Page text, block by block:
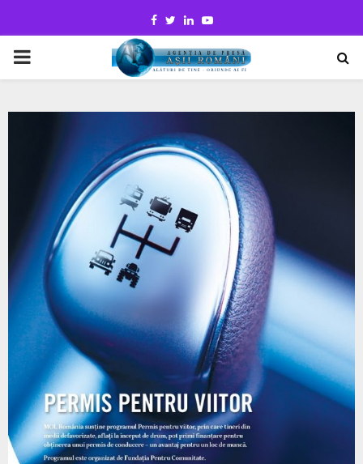
Facebook
TwitterLinkedinYoutube
PRIMARY